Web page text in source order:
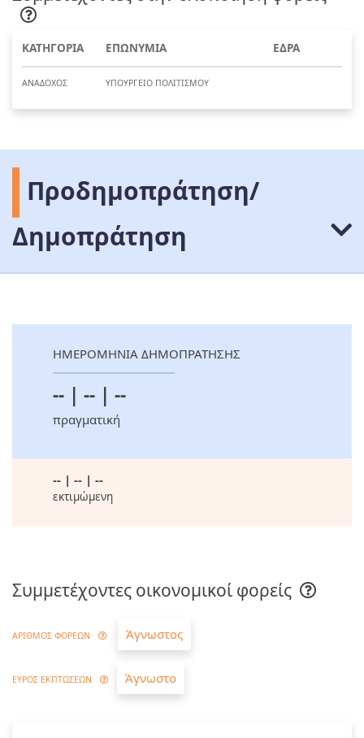
ΚΑΤΗΓΟΡΙΑ ΕΠΩΝΥΜΙΑ ΕΔΡΑ
ΑΝΑΔΟΧΟΣ ΥΠΟΥΡΓΕΙΟ ΠΟΛΙΤΙΣΜΟΥ
Προδημοπράτηση/
Δημοπράτηση
ΗΜΕΡΟΜΗΝΙΑ ΔΗΜΟΠΡΑΤΗΣΗΣ
-- | -- | --
πραγματική
-- | -- | --
εκτιμώμενη
Συμμετέχοντες οικονομικοί φορείς
ΑΡΙΘΜΟΣ ΦΟΡΕΩΝ Άγνωστος
ΕΥΡΟΣ ΕΚΠΤΩΣΕΩΝ Άγνωστο